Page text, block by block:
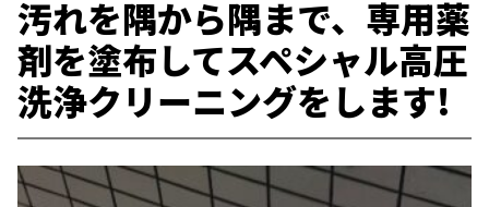
汚れを隅から隅まで、専用薬
剤を塗布してスペシャル高圧
洗浄クリーニングをします!